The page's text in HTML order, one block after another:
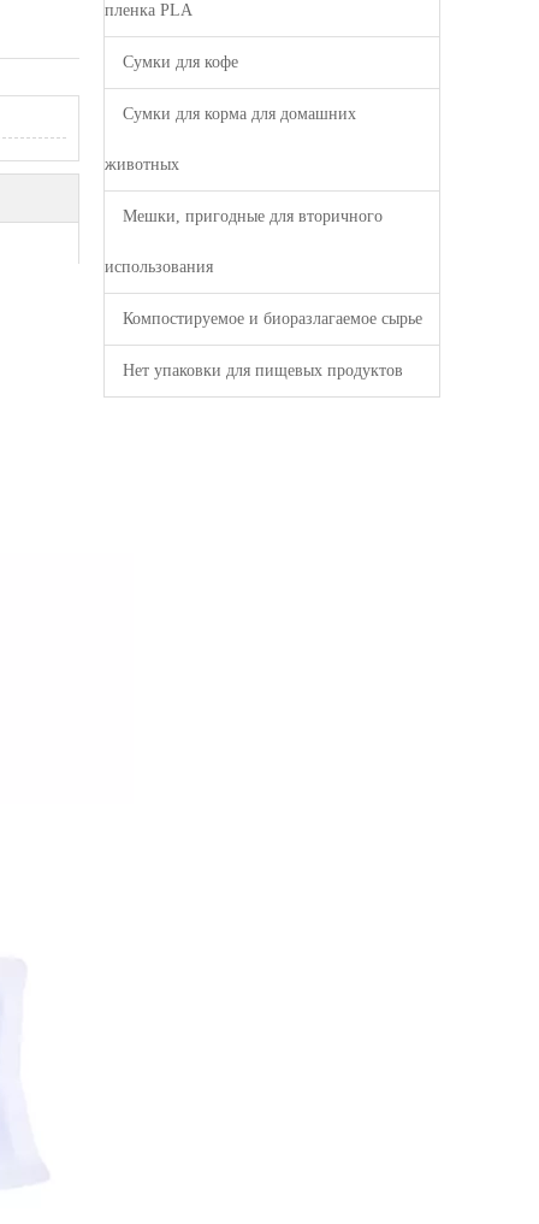
пленка PLA
Сумки для кофе
Сумки для корма для домашних
животных
Мешки, пригодные для вторичного
использования
Компостируемое и биоразлагаемое сырье
Нет упаковки для пищевых продуктов